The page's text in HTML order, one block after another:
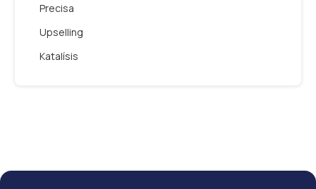
Precisa
Upselling
Katalísis